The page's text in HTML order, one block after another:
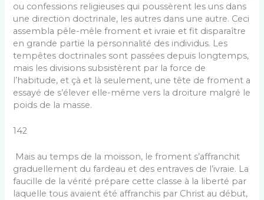
ou confessions religieuses qui poussèrent les uns dans
une direction doctrinale, les autres dans une autre. Ceci
assembla pêle-mêle froment et ivraie et fit disparaître
en grande partie la personnalité des individus. Les
tempêtes doctrinales sont passées depuis longtemps,
mais les divisions subsistèrent par la force de
l’habitude, et çà et là seulement, une tête de froment a
essayé de s’élever elle-même vers la droiture malgré le
poids de la masse.
142
Mais au temps de la moisson, le froment s’affranchit
graduellement du fardeau et des entraves de l’ivraie. La
faucille de la vérité prépare cette classe à la liberté par
laquelle tous avaient été affranchis par Christ au début,